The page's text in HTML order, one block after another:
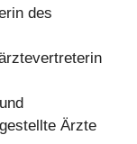
des
Ärzte